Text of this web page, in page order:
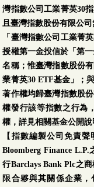
(本基金有一定比重得
投資於非投資等級之
高風險債券且配息來
源可能為本金)
第一金美國100大企
業債券基金-配息型-
美元
(本基金有一定比重得
投資於非投資等級之
高風險債券且配息來
源可能為本金)
灣指數公司工業菁英30
且臺灣指數股份有限公
「臺灣指數公司工業菁
授權第一金投信於「第
名稱；惟臺灣指數股份
業菁英30 ETF基金」；
著作權均歸臺灣指數股
權發行該等指數之行為
權，詳見相關基金公開說
【指數編製公司免責
Bloomberg Finance
行Barclays Bank Plc之
限合夥與其關係企業，